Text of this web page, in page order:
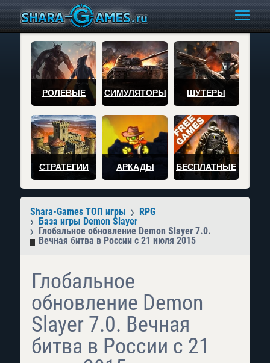
РОЛЕВЫЕ СИМУЛЯТОРЫ ШУТЕРЫ
СТРАТЕГИИ АРКАДЫ БЕСПЛАТНЫЕ
Shara-Games ТОП игры
RPG
База игры Demon Slayer
Глобальное обновление Demon Slayer 7.0.
Вечная битва в России с 21 июля 2015
Глобальное
обновление Demon
Slayer 7.0. Вечная
битва в России с 21